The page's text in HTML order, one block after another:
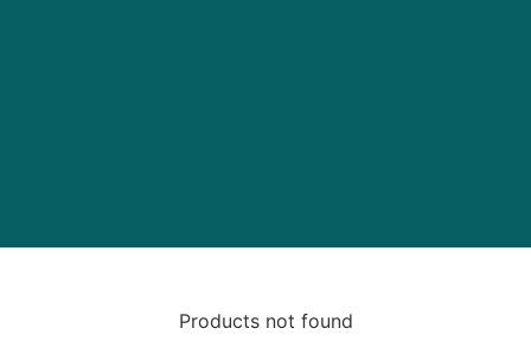
Products not found